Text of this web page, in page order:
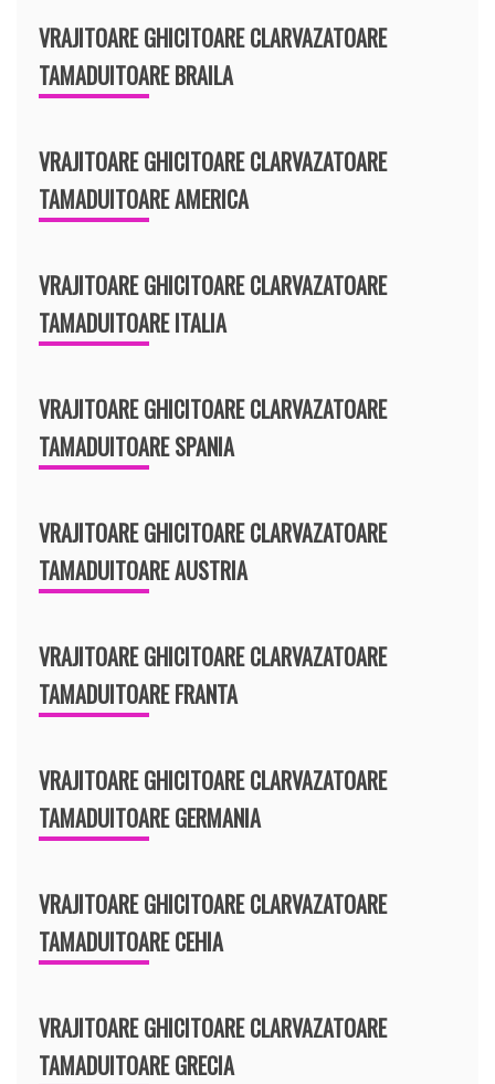
VRAJITOARE GHICITOARE CLARVAZATOARE
TAMADUITOARE BRAILA
VRAJITOARE GHICITOARE CLARVAZATOARE
TAMADUITOARE AMERICA
VRAJITOARE GHICITOARE CLARVAZATOARE
TAMADUITOARE ITALIA
VRAJITOARE GHICITOARE CLARVAZATOARE
TAMADUITOARE SPANIA
VRAJITOARE GHICITOARE CLARVAZATOARE
TAMADUITOARE AUSTRIA
VRAJITOARE GHICITOARE CLARVAZATOARE
TAMADUITOARE FRANTA
VRAJITOARE GHICITOARE CLARVAZATOARE
TAMADUITOARE GERMANIA
VRAJITOARE GHICITOARE CLARVAZATOARE
TAMADUITOARE CEHIA
VRAJITOARE GHICITOARE CLARVAZATOARE
TAMADUITOARE GRECIA